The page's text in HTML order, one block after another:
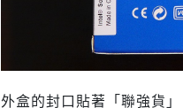
外盒的封口貼著「聯強貨